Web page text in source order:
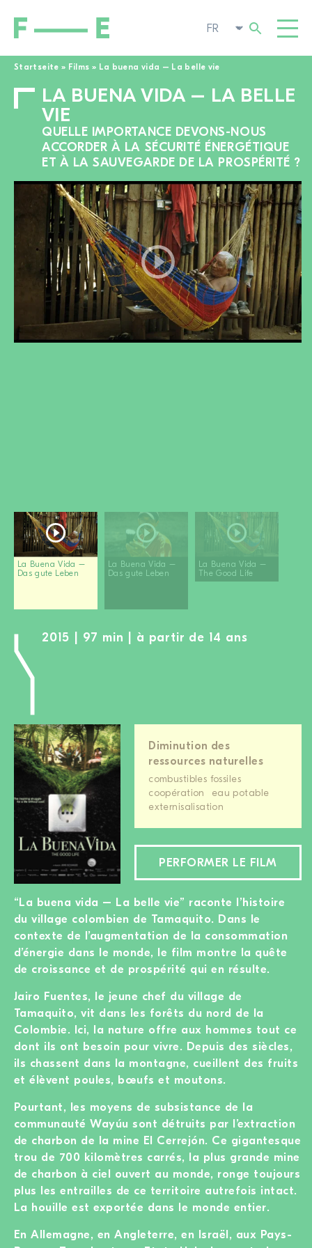
Startseite » Films » La buena vida – La belle vie
LA BUENA VIDA – LA BELLE
VIE
QUELLE IMPORTANCE DEVONS-NOUS
ACCORDER À LA SÉCURITÉ ÉNERGÉTIQUE
ET À LA SAUVEGARDE DE LA PROSPÉRITÉ ?
La Buena Vida –
Das gute Leben
La Buena Vida –
Das gute Leben
La Buena Vida –
The Good Life
2015 | 97 min | à partir de 14 ans
Diminution des
ressources naturelles
combustibles fossiles
coopération
eau potable
externisalisation
PERFORMER LE FILM
“La buena vida – La belle vie” raconte l’histoire
du village colombien de Tamaquito. Dans le
contexte de l’augmentation de la consommation
d’énergie dans le monde, le film montre la quête
de croissance et de prospérité qui en résulte.
Jairo Fuentes, le jeune chef du village de
Tamaquito, vit dans les forêts du nord de la
Colombie. Ici, la nature offre aux hommes tout ce
dont ils ont besoin pour vivre. Depuis des siècles,
ils chassent dans la montagne, cueillent des fruits
et élèvent poules, bœufs et moutons.
Pourtant, les moyens de subsistance de la
communauté Wayúu sont détruits par l’extraction
de charbon de la mine El Cerrejón. Ce gigantesque
trou de 700 kilomètres carrés, la plus grande mine
de charbon à ciel ouvert au monde, ronge toujours
plus les entrailles de ce territoire autrefois intact.
La houille est exportée dans le monde entier.
En Allemagne, en Angleterre, en Israël, aux Pays-
FILMS
FESTIVAL
CINÉMA POP-UP
ENGAGEMENT
ACTUALITÉS
A PROPOS DE NOUS
Rechercher :
À LA RECHERCHE DE FILMS